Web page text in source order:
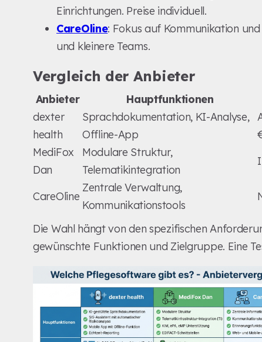
Einrichtungen. Preise individuell.
CareOline: Fokus auf Kommunikation
und kleinere Teams.
Vergleich der Anbieter
Anbieter Hauptfunktionen
dexter
health
Sprachdokumentation, KI-Analyse,
Offline-App
MediFox
Dan
Modulare Struktur,
Telematikintegration
CareOline
Zentrale Verwaltung,
Kommunikationstools
Die Wahl hängt von den spezifischen
gewünschte Funktionen und Zielgruppe. Eine